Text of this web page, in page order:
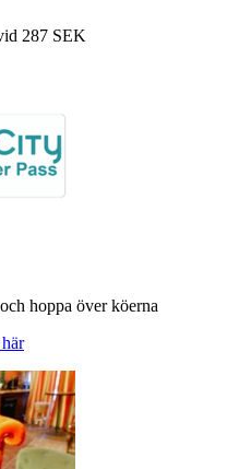
287 SEK
hoppa över köerna